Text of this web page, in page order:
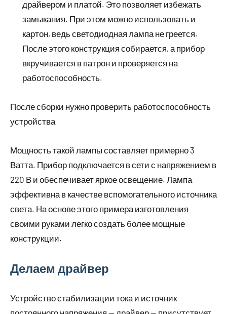
драйвером и платой. Это позволяет избежать
замыкания. При этом можно использовать и
картон, ведь светодиодная лампа не греется.
После этого конструкция собирается, а прибор
вкручивается в патрон и проверяется на
работоспособность.
После сборки нужно проверить работоспособность
устройства
Мощность такой лампы составляет примерно 3
Ватта. Прибор подключается в сети с напряжением в
220 В и обеспечивает яркое освещение. Лампа
эффективна в качестве вспомогательного источника
света. На основе этого примера изготовления
своими руками легко создать более мощные
конструкции.
Делаем драйвер
Устройство стабилизации тока и источник